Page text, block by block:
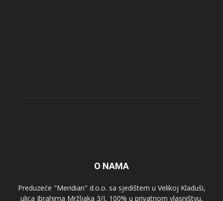
O NAMA
Preduzeće "Meridian" d.o.o. sa sjedištem u Velikoj Kladuši,
ulica Ibrahima Mržljaka 3/I, 100% u privatnom vlasništvu,